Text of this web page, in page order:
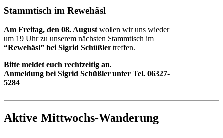
Stammtisch im Rewehäsl
Am Freitag, den 08. August wollen wir uns wieder
um 19 Uhr zu unserem nächsten Stammtisch im
“Rewehäsl” bei Sigrid Schüßler treffen.
Bitte meldet euch rechtzeitig an.
Anmeldung bei Sigrid Schüßler unter Tel. 06327-
5284
Aktive Mittwochs-Wanderung